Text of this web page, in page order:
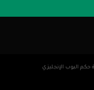
حكم البوب ​​الإنجليزي